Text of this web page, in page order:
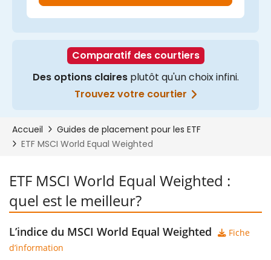
ETF MSCI World Equal Weighted :
quel est le meilleur?
L’indice du MSCI World Equal Weighted
Fiche
d’information